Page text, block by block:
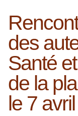
des
Santé
de la
le 7